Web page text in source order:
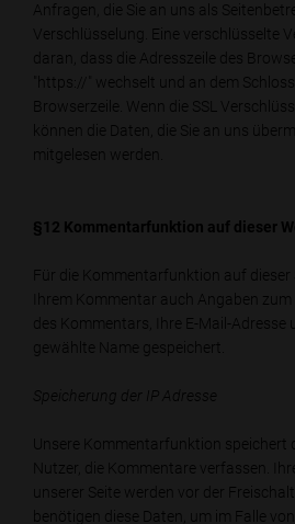
Anfragen, die Sie an uns als
Verschlüsselung. Eine verschlüsselte
daran, dass die Adresszeile des
"https://" wechselt und an dem
Browserzeile. Wenn die SSL
können die Daten, die Sie an uns
mitgelesen werden.
§12 Kommentarfunktion auf dieser
Für die Kommentarfunktion auf dieser
Ihrem Kommentar auch Angaben
des Kommentars, Ihre E-Mail-Adresse
gewählte Name gespeichert.
Speicherung der IP Adresse
Unsere Kommentarfunktion speichert
Nutzer, die Kommentare verfassen.
unserer Seite werden vor der
benötigen diese Daten, um im Falle